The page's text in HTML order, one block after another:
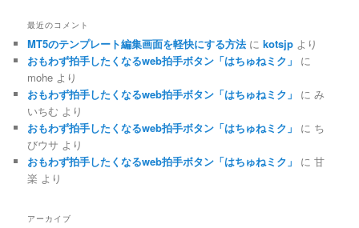
最近のコメント
MT5のテンプレート編集画面を軽快にする方法にkotsjp より
おもわず拍手したくなるweb拍手ボタン「はちゅねミク」
に
mohe より
おもわず拍手したくなるweb拍手ボタン「はちゅねミク」
にみ
いちむ より
おもわず拍手したくなるweb拍手ボタン「はちゅねミク」
に ち
びウサ より
おもわず拍手したくなるweb拍手ボタン「はちゅねミク」
に甘
楽 より
アーカイブ